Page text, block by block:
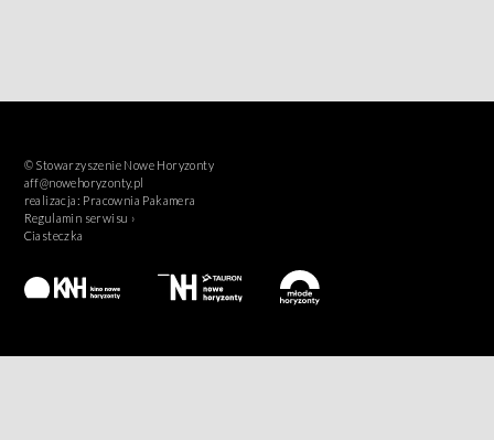
© Stowarzyszenie Nowe Horyzonty
aff@nowehoryzonty.pl
realizacja: Pracownia Pakamera
Regulamin serwisu ›
Ciasteczka